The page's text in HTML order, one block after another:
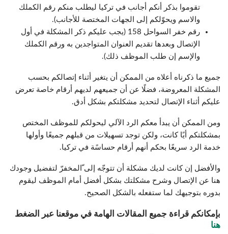
تقوموا بذكر أنكم أجانب في تركيا ليطلب منكم رقم الكملك
والاسم ويحوّلكم إلى الجهات المختصة للأجانب).
رقم خفر السواحل 158 (يجب عليكم ذكر المشكلة في أول
الإتصال وبعدها تقديم العنوان المتواجدين به ورقم الكملك
والإسم إن طلب الموظف ذلك).
جميع ما ذكرناه أعلاه من الممكن أن يتغير أثناء إتصالكم بحسب
المشكلة المعروضة، فضلًا عن أن جميعهم لديهم أرقام خاصة تعرض
عليكم أثناء الإتصال لتحديد مشكلتكم بشكل أدق.
ومن الممكن أن يبدأ معكم الرد الآلي ليحولكم للموظف المختص
بمشكلتكم أيًا كانت، ولكن توجد تسهيلات من قبلهم جميعًا وأولها
خدمة الرد سريعًا بحكم أنهم أرقام حساسًة في تركيا.
والأفضل إن كانت لديك مشكلة أن تتوجّه إلى ّالمخفرّ لتفضيل وجودك
هنا عن الإتصال وشرح مشكلتك بشكل أفضل أمام الموظف ليقوم
بدوره بتوجيهك لما ستفعله بالشكل الصحيح.
بإمكانكم قراءة جميع المقالات الهامة في موقعنا عبر الضغط
هنا